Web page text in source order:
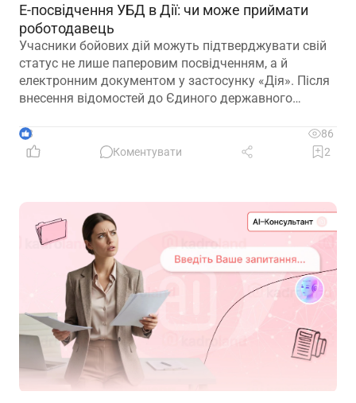
Е-посвідчення УБД в Дії: чи може приймати
роботодавець
Учасники бойових дій можуть підтверджувати свій
статус не лише паперовим посвідченням, а й
електронним документом у застосунку «Дія». Після
внесення відомостей до Єдиного державного
користуватися пільгами, зокрема й реалізовувати
трудові гарантії, передбачені законодавством
3
86
Коментувати
2